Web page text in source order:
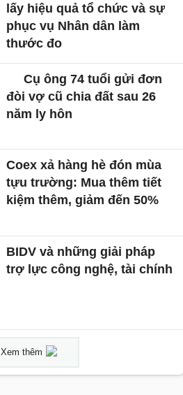
lấy hiệu quả tổ chức và sự
phục vụ Nhân dân làm
thước đo
Cụ ông 74 tuổi gửi đơn
đòi vợ cũ chia đất sau 26
năm ly hôn
Coex xả hàng hè đón mùa
tựu trường: Mua thêm tiết
kiệm thêm, giảm đến 50%
BIDV và những giải pháp
trợ lực công nghệ, tài chính
Xem thêm